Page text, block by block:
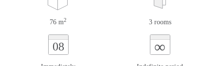
76 m2 3 rooms
08 ∞